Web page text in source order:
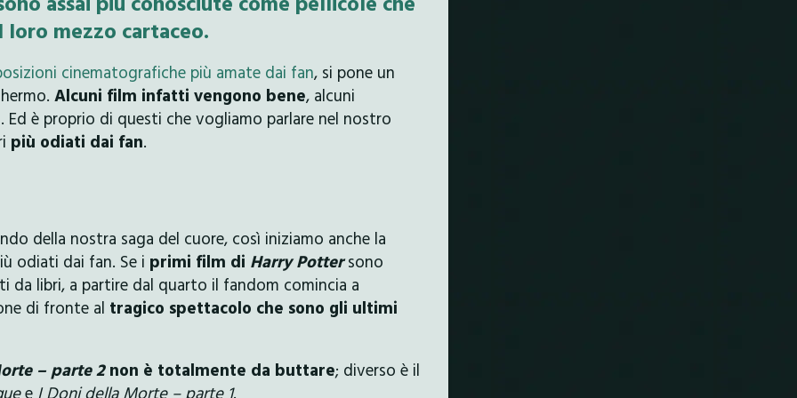
mezzo cartaceo.
cinematografiche più amate dai fan, si pone un
Alcuni film infatti vengono bene, alcuni
è proprio di questi che vogliamo parlare nel nostro
più odiati dai fan.
della nostra saga del cuore, così iniziamo anche la
odiati dai fan. Se i primi film di Harry Potter sono
libri, a partire dal quarto il fandom comincia a
di fronte al tragico spettacolo che sono gli ultimi
– parte 2non è totalmente da buttare; diverso è il
e I Doni della Morte – parte 1.